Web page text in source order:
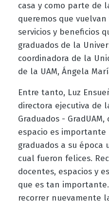
casa y como parte de
queremos que
servicios y beneficios
graduados de la
coordinadora de la
de la UAM, Ángela
Entre tanto, Luz
directora ejecutiva de
Graduados - GradUAM,
espacio es
graduados a su época
cual fueron felices.
docentes, espacios y
que es tan
recorrer nuevamente